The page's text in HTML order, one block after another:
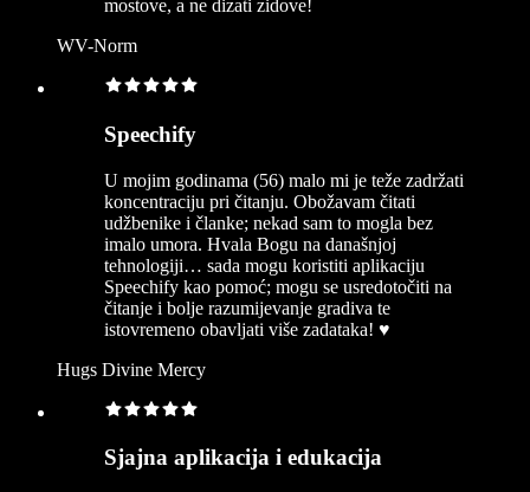
mostove, a ne dizati zidove!
WV-Norm
Speechify
U mojim godinama (56) malo mi je teže zadržati
koncentraciju pri čitanju. Obožavam čitati
udžbenike i članke; nekad sam to mogla bez
imalo umora. Hvala Bogu na današnjoj
tehnologiji… sada mogu koristiti aplikaciju
Speechify kao pomoć; mogu se usredotočiti na
čitanje i bolje razumijevanje gradiva te
istovremeno obavljati više zadataka! ♥️
Hugs Divine Mercy
Sjajna aplikacija i edukacija